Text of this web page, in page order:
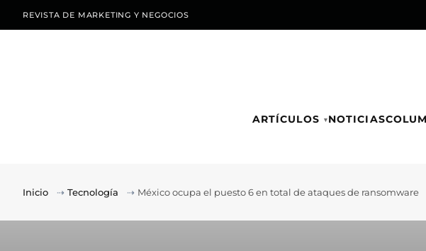
REVISTA DE MARKETING Y NEGOCIOS
ARTÍCULOS NOTICIAS
Inicio ⇢ Tecnología ⇢ México ocupa el puesto 6 en total de ataques de ransomware